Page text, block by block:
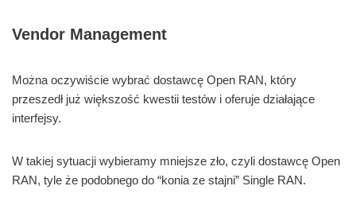
Vendor Management
Można oczywiście wybrać dostawcę Open RAN, który
przeszedł już większość kwestii testów i oferuje działające
interfejsy.
W takiej sytuacji wybieramy mniejsze zło, czyli dostawcę Open
RAN, tyle że podobnego do “konia ze stajni” Single RAN.